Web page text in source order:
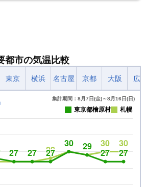
都市の気温比較
東京 横浜 名古屋 京都 大阪 広
集計期間：8月7日(金)～8月16日(日)
東京都檜原村 札幌